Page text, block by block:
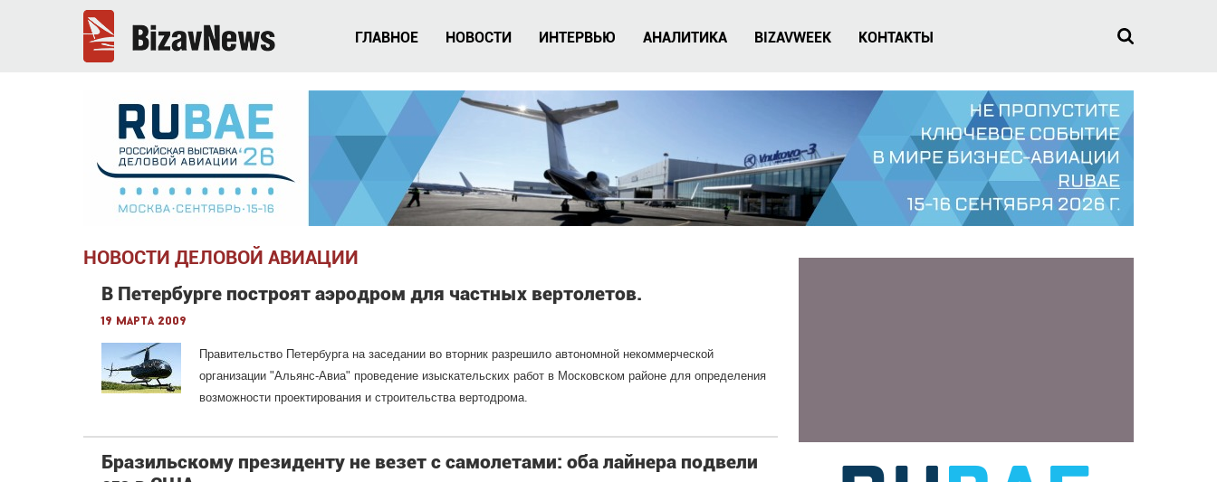
ГЛАВНОЕ НОВОСТИ ИНТЕРВЬЮ АНАЛИТИКА BIZAVWEEK КОНТАКТЫ
НОВОСТИ ДЕЛОВОЙ АВИАЦИИ
В Петербурге построят аэродром для частных вертолетов.
19 марта 2009
Правительство Петербурга на заседании во вторник разрешило автономной некоммерческой
организации "Альянс-Авиа" проведение изыскательских работ в Московском районе для определения
возможности проектирования и строительства вертодрома.
Бразильскому президенту не везет с самолетами: оба лайнера подвели